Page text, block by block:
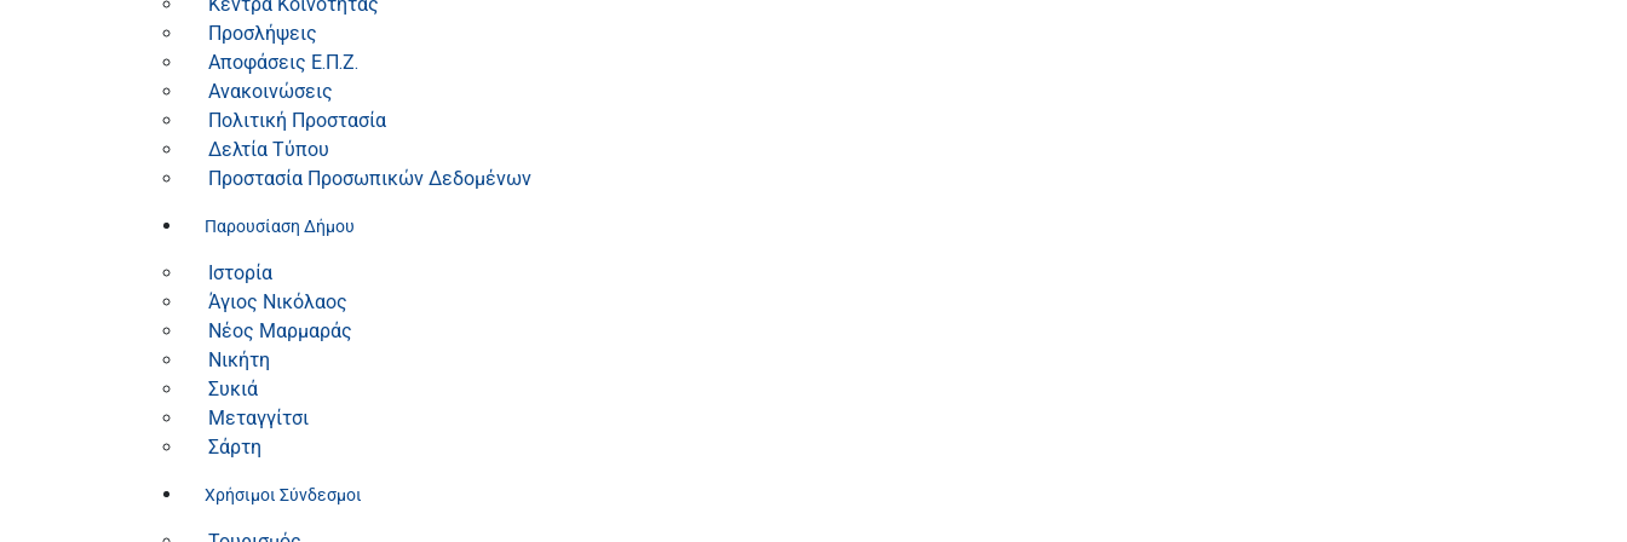
Προσλήψεις
Αποφάσεις Ε.Π.Ζ.
Ανακοινώσεις
Πολιτική Προστασία
Δελτία Τύπου
Προστασία Προσωπικών Δεδομένων
Παρουσίαση Δήμου
Ιστορία
Άγιος Νικόλαος
Νέος Μαρμαράς
Νικήτη
Συκιά
Μεταγγίτσι
Σάρτη
Χρήσιμοι Σύνδεσμοι